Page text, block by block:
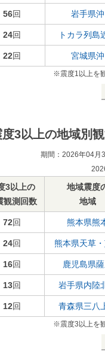
56回 岩手県沖
24回 トカラ列島
22回 宮城県沖
※震度1以上を
度3以上の地域別
期間：2026年04月
3以上の
観測回数
地域震度
地域
72回 熊本県熊
24回 熊本県天草
16回 鹿児島県
13回 岩手県内陸
12回 青森県三八
※震度3以上を